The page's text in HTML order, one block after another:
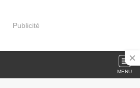
Publicité
MENU